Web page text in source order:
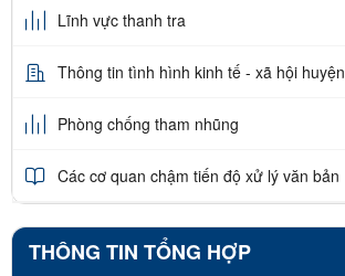
Lĩnh vực thanh tra
Thông tin tình hình kinh tế - xã hội huyện
Phòng chống tham nhũng
Các cơ quan chậm tiến độ xử lý văn bản
THÔNG TIN TỔNG HỢP